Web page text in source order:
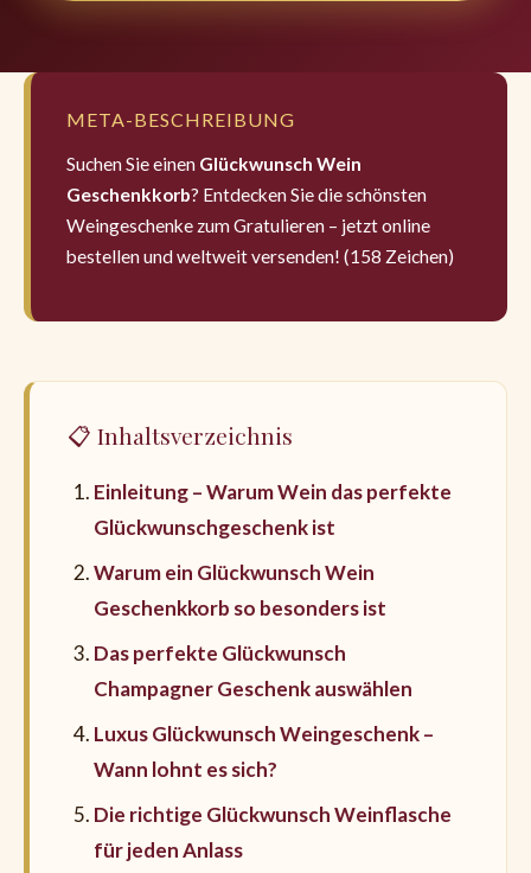
META-BESCHREIBUNG
Suchen Sie einen Glückwunsch Wein
Geschenkkorb? Entdecken Sie die schönsten
Weingeschenke zum Gratulieren – jetzt online
bestellen und weltweit versenden! (158 Zeichen)
📋 Inhaltsverzeichnis
Einleitung – Warum Wein das perfekte
Glückwunschgeschenk ist
Warum ein Glückwunsch Wein
Geschenkkorb so besonders ist
Das perfekte Glückwunsch
Champagner Geschenk auswählen
Luxus Glückwunsch Weingeschenk –
Wann lohnt es sich?
Die richtige Glückwunsch Weinflasche
für jeden Anlass